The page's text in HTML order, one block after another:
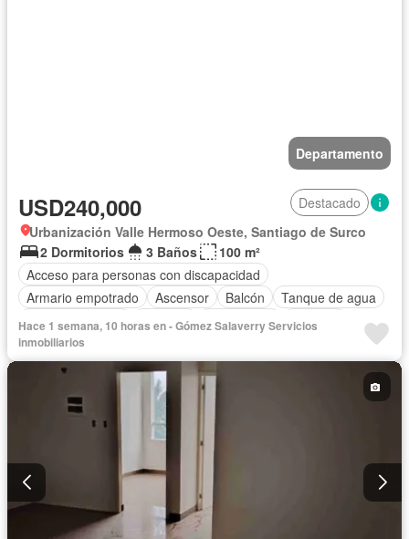
Departamento
USD240,000
Destacado
Urbanización Valle Hermoso Oeste, Santiago de Surco
2 Dormitorios
3 Baños
100 m²
Acceso para personas con discapacidad
Armario empotrado
Ascensor Balcón
Tanque de agua
Cocina equipada
Cochera Gas natural
Vigilante
Seguridad
Hace 1 semana, 10 horas en - Gómez Salaverry Servicios
inmobiliarios